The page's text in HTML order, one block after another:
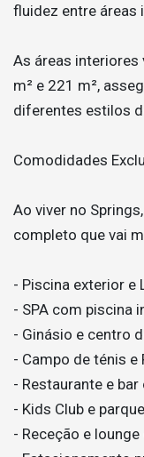
fluidez entre áreas
As áreas
m² e 221 m²,
diferentes estilos
Comodidades
Ao viver no
completo que vai
- Piscina exterior e
- SPA com piscina
- Ginásio e centro
- Campo de ténis
- Restaurante e
- Kids Club e
- Receção e